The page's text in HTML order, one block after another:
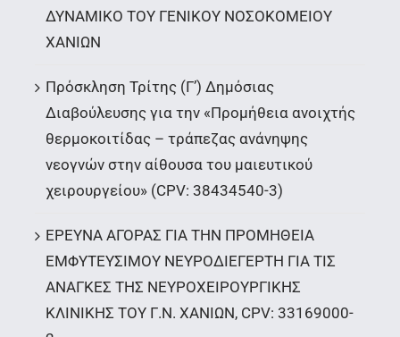
ΔΥΝΑΜΙΚΟ ΤΟΥ ΓΕΝΙΚΟΥ ΝΟΣΟΚΟΜΕΙΟΥ
ΧΑΝΙΩΝ
Πρόσκληση Τρίτης (Γ’) Δημόσιας
Διαβούλευσης για την «Προμήθεια ανοιχτής
θερμοκοιτίδας – τράπεζας ανάνηψης
νεογνών στην αίθουσα του μαιευτικού
χειρουργείου» (CPV: 38434540-3)
ΕΡΕΥΝΑ ΑΓΟΡΑΣ ΓΙΑ ΤΗΝ ΠΡΟΜΗΘΕΙΑ
ΕΜΦΥΤΕΥΣΙΜΟΥ ΝΕΥΡΟΔΙΕΓΕΡΤΗ ΓΙΑ ΤΙΣ
ΑΝΑΓΚΕΣ ΤΗΣ ΝΕΥΡΟΧΕΙΡΟΥΡΓΙΚΗΣ
ΚΛΙΝΙΚΗΣ ΤΟΥ Γ.Ν. ΧΑΝΙΩΝ, CPV: 33169000-